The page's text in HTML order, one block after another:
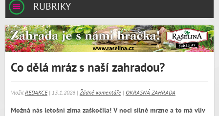
RUBRIKY
Co dělá mráz s naší zahradou?
Vložil REDAKCE| 13.1.2026 | Žádné komentáře| OKRASNÁ ZAHRADA
Možná nás letošní zima zaškočila! V noci silně mrzne a to má vliv